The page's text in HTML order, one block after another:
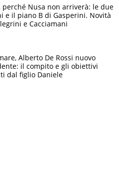
perché Nusa non arriverà: le due
e il piano B di Gasperini. Novità
e Cacciamani
Alberto De Rossi nuovo
il compito e gli obiettivi
dal figlio Daniele